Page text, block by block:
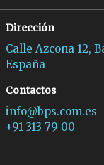
Dirección
Calle Azcona 12,
España
Contactos
info@bps.com.es
+91 313 79 00